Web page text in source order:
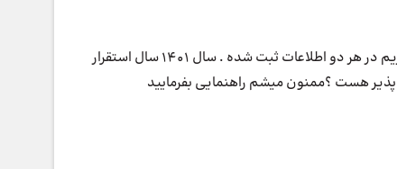
سلام وقت شما بخیر ما در نرم افزارمون سال 1401 و 1402 داریم در هر دو اطلاعات ثبت شده . سال 1401 سال استقرار